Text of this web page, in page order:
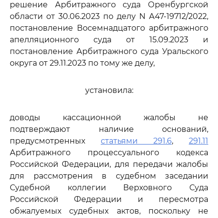
решение Арбитражного суда Оренбургской
области от 30.06.2023 по делу N А47-19712/2022,
постановление Восемнадцатого арбитражного
апелляционного суда от 15.09.2023 и
постановление Арбитражного суда Уральского
округа от 29.11.2023 по тому же делу,
установила:
доводы кассационной жалобы не
подтверждают наличие оснований,
предусмотренных статьями 291.6, 291.11
Арбитражного процессуального кодекса
Российской Федерации, для передачи жалобы
для рассмотрения в судебном заседании
Судебной коллегии Верховного Суда
Российской Федерации и пересмотра
обжалуемых судебных актов, поскольку не